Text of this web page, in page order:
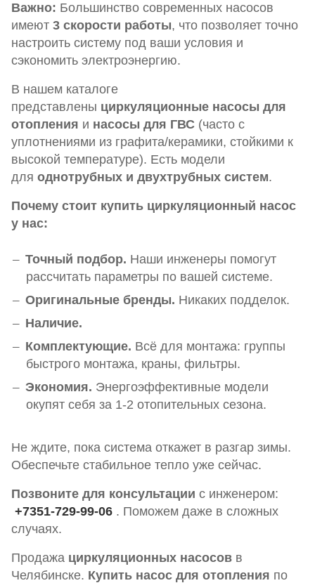
Важно: Большинство современных насосов
имеют 3 скорости работы, что позволяет точно
настроить систему под ваши условия и
сэкономить электроэнергию.
В нашем каталоге
представлены циркуляционные насосы для
отопления и насосы для ГВС (часто с
уплотнениями из графита/керамики, стойкими к
высокой температуре). Есть модели
для однотрубных и двухтрубных систем.
Почему стоит купить циркуляционный насос
у нас:
Точный подбор. Наши инженеры помогут
рассчитать параметры по вашей системе.
Оригинальные бренды. Никаких подделок.
Наличие.
Комплектующие. Всё для монтажа: группы
быстрого монтажа, краны, фильтры.
Экономия. Энергоэффективные модели
окупят себя за 1-2 отопительных сезона.
Не ждите, пока система откажет в разгар зимы.
Обеспечьте стабильное тепло уже сейчас.
Позвоните для консультации с инженером:
+7351-729-99-06 . Поможем даже в сложных
случаях.
Продажа циркуляционных насосов в
Челябинске. Купить насос для отопления по